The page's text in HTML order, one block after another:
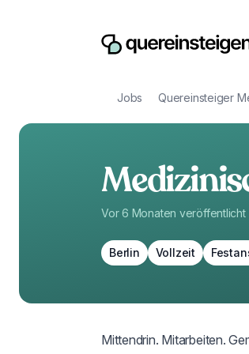
Jobs Quereinsteiger
Vor 6 Monaten veröffentlicht
Berlin Vollzeit
Mittendrin. Mitarbeiten.